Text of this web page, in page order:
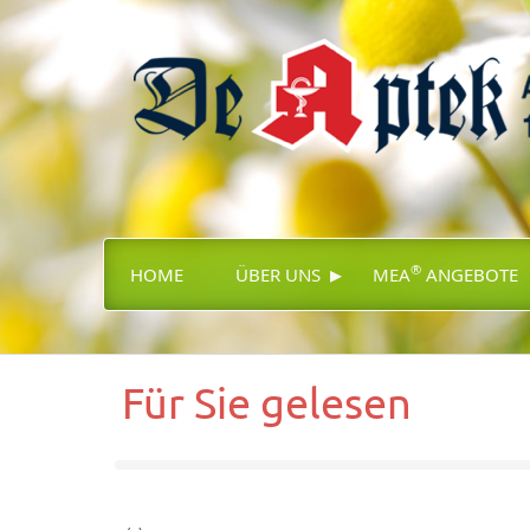
HOME ÜBER UNS ▸ MEA® ANGEBOTE
Für Sie gelesen